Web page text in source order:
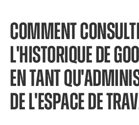
COMMENT
L'HISTORIQUE DE
EN TANT
DE L'ESPACE DE